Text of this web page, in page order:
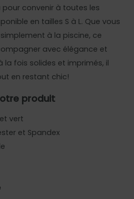
convenir à toutes les
en tailles S à L. Que vous
à la piscine, ce
avec élégance et
la fois solides et imprimés, il
en restant chic!
produit
vert
et Spandex